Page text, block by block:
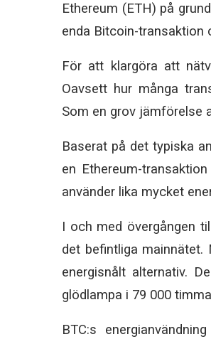
Ethereum (ETH) på
enda Bitcoin-transaktion
För att klargöra att
Oavsett hur många
Som en grov jämförelse
Baserat på det typiska
en Ethereum-
använder lika mycket
I och med övergången
det befintliga mainnätet.
energisnålt alternativ.
glödlampa i 79 000
BTC:s